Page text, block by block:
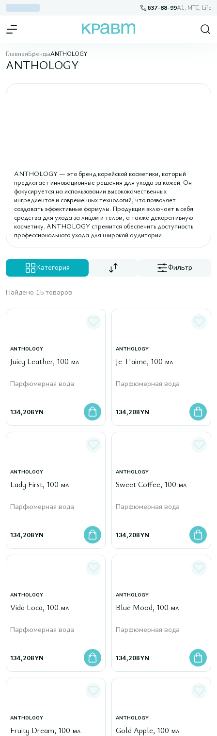
637-88-99A1, МТС, Life
ГлавнаяБрендыANTHOLOGY
ANTHOLOGY
ANTHOLOGY — это бренд корейской косметики, который
предлагает инновационные решения для ухода за кожей. Он
фокусируется на использовании высококачественных
ингредиентов и современных технологий, что позволяет
создавать эффективные формулы. Продукция включает в себя
средства для ухода за лицом и телом, а также декоративную
косметику. ANTHOLOGY стремится обеспечить доступность
профессионального ухода для широкой аудитории.
Категория Фильтр
Найдено 15 товаров
ANTHOLOGY
Juicy Leather, 100 мл
Парфюмерная вода
134,20BYN
ANTHOLOGY
Je T'aime, 100 мл
Парфюмерная вода
134,20BYN
ANTHOLOGY
Lady First, 100 мл
Парфюмерная вода
134,20BYN
ANTHOLOGY
Sweet Coffee, 100 мл
Парфюмерная вода
134,20BYN
ANTHOLOGY
Vida Loca, 100 мл
Парфюмерная вода
134,20BYN
ANTHOLOGY
Blue Mood, 100 мл
Парфюмерная вода
134,20BYN
ANTHOLOGY
Fruity Dream, 100 мл
ANTHOLOGY
Gold Apple, 100 мл